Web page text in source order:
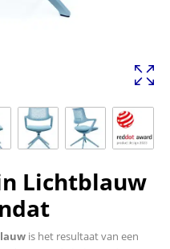
Lichtblauw
is het resultaat van een